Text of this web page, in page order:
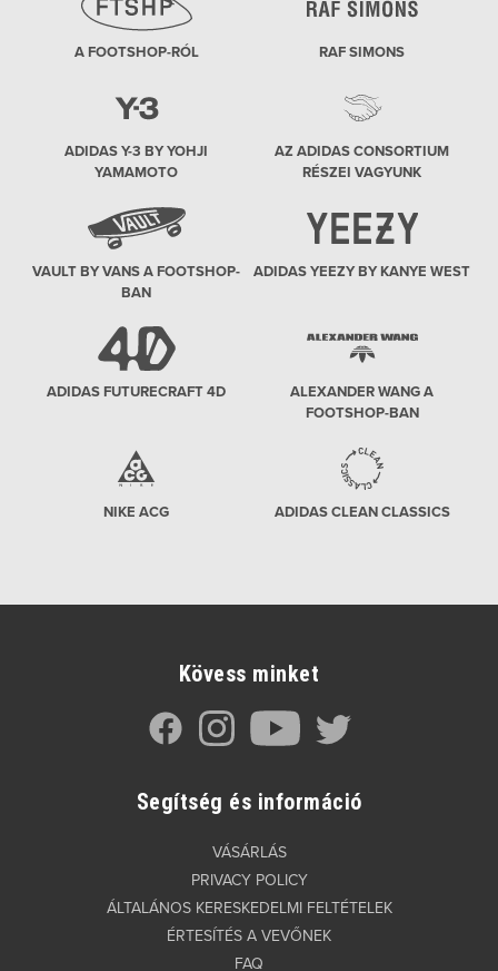
A FOOTSHOP-RÓL RAF SIMONS
ADIDAS Y-3 BY YOHJI
YAMAMOTO
AZ ADIDAS CONSORTIUM
RÉSZEI VAGYUNK
VAULT BY VANS A FOOTSHOP-
BAN
ADIDAS YEEZY BY KANYE WEST
ADIDAS FUTURECRAFT 4D
ALEXANDER WANG A
FOOTSHOP-BAN
NIKE ACG ADIDAS CLEAN CLASSICS
Kövess minket
Segítség és információ
VÁSÁRLÁS
PRIVACY POLICY
ÁLTALÁNOS KERESKEDELMI FELTÉTELEK
ÉRTESÍTÉS A VEVŐNEK
FAQ